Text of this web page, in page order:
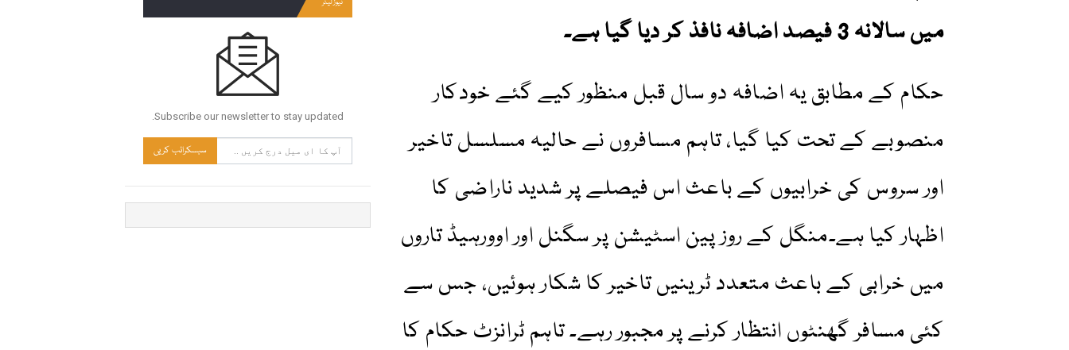
میں سالانہ 3 فیصد اضافہ نافذ کر دیا گیا ہے۔
حکام کے مطابق یہ اضافہ دو سال قبل منظور کیے گئے خودکار
منصوبے کے تحت کیا گیا، تاہم مسافروں نے حالیہ مسلسل تاخیر
اور سروس کی خرابیوں کے باعث اس فیصلے پر شدید ناراضی کا
اظہار کیا ہے۔منگل کے روز پین اسٹیشن پر سگنل اور اوورہیڈ تاروں
میں خرابی کے باعث متعدد ٹرینیں تاخیر کا شکار ہوئیں، جس سے
کئی مسافر گھنٹوں انتظار کرنے پر مجبور رہے۔ تاہم ٹرانزٹ حکام کا
Subscribe our newsletter to stay updated.
سبسکرائب کریں